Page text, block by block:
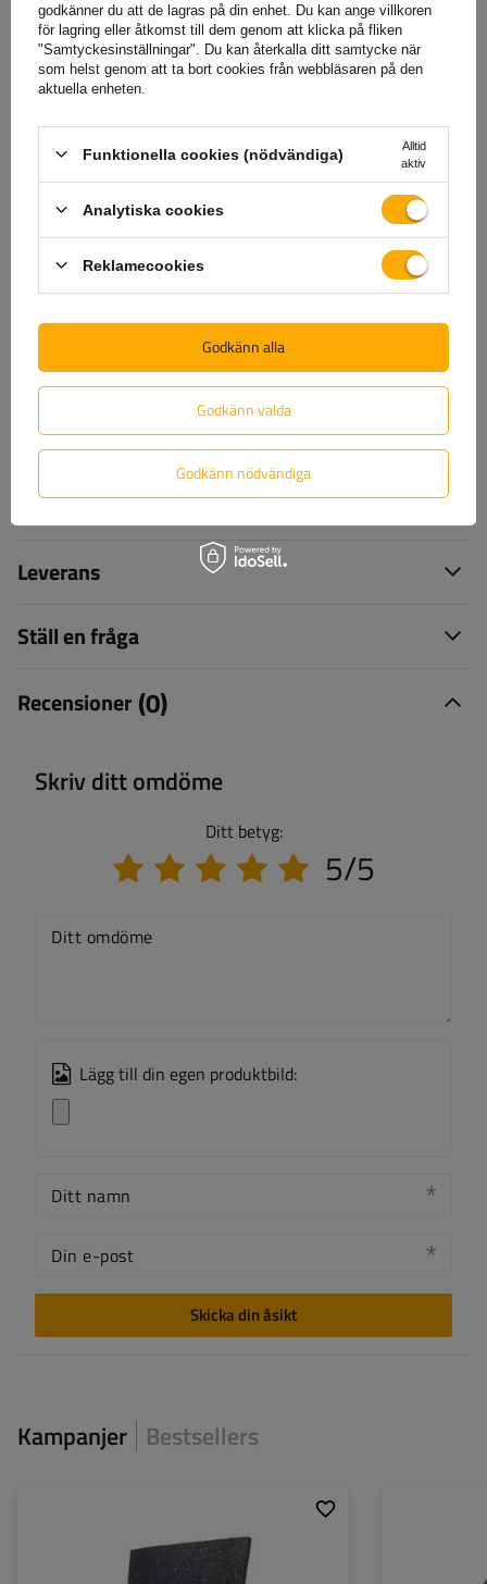
säkerställa din tillfredsställelse har vi förenklat processen för
att lämna in eventuella reklamationer så mycket som möjligt
– allt du behöver göra är attfyll i och skicka in formuläret
som finns på vår webbplats.
Hjälp
Har du frågor om valet eller användningen av våra
produkter? Kontakta oss! Unitrailers specialister ger dig
+46 842 002 023 unitrailer@unitrailer.se
Specifikation
Leverans
Ställ en fråga
Recensioner (0)
Skriv ditt omdöme
Ditt betyg:
5/5
Ditt omdöme
Lägg till din egen produktbild:
Ditt namn
Din e-post
Skicka din åsikt
Kampanjer Bestsellers
20 cm
0.8
godkänner du att de lagras på din enhet. Du kan ange villkoren
för lagring eller åtkomst till dem genom att klicka på fliken
"Samtyckesinställningar". Du kan återkalla ditt samtycke när
som helst genom att ta bort cookies från webbläsaren på den
aktuella enheten.
Funktionella cookies (nödvändiga)
Alltid
aktiv
Analytiska cookies
Reklamecookies
Godkänn valda
Godkänn nödvändiga
Godkänn alla